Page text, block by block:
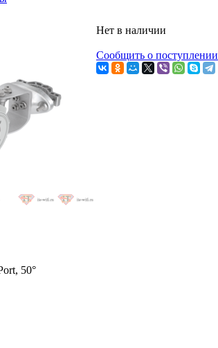
Нет в наличии
Сообщить о поступлении
50°